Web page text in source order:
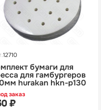
12710
бумаги для
для гамбургеров
hurakan hkn-p130
заказ
₽